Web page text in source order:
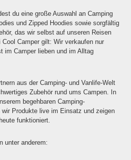
du eine große Auswahl an Camping
und Zipped Hoodies sowie sorgfältig
das wir selbst auf unseren Reisen
Camper gilt: Wir verkaufen nur
im Camper lieben und im Alltag
aus der Camping- und Vanlife-Welt
Zubehör rund ums Campen. In
begehbaren Camping-
Produkte live im Einsatz und zeigen
funktioniert.
unter anderem: